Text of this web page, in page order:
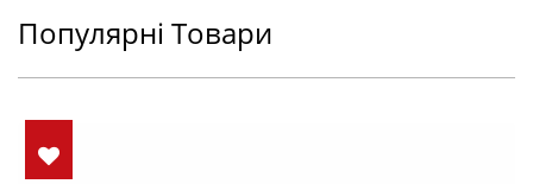
Популярні Товари